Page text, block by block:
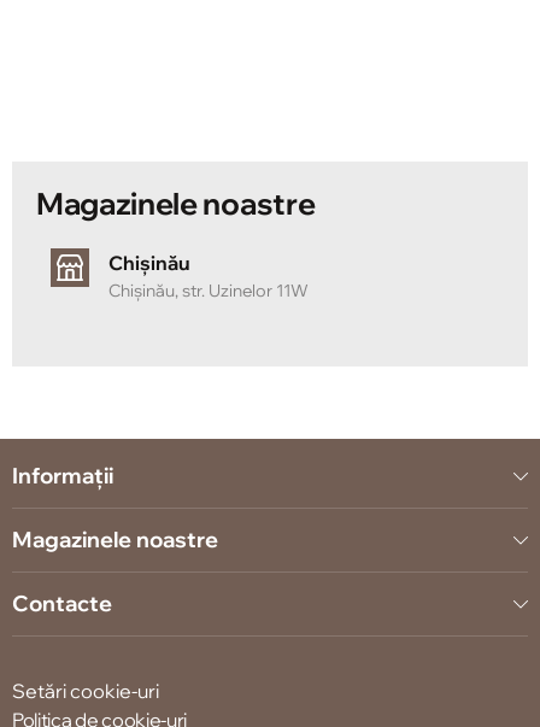
Magazinele noastre
Chișinău
Chișinău, str. Uzinelor 11W
Informații
Magazinele noastre
Contacte
Setări cookie-uri
Politica de cookie-uri